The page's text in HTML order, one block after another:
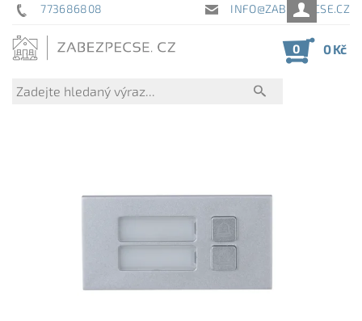
773686808 INFO@ZABEZPECSE.CZ
0 0 Kč